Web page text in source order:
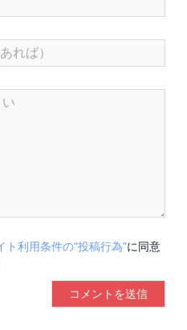
ト利用条件の"投稿行為"に同意